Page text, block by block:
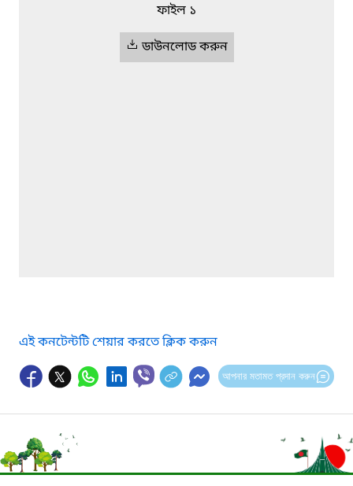
ফাইল ১
ডাউনলোড করুন
এই কনটেন্টটি শেয়ার করতে ক্লিক করুন
আপনার মতামত প্রদান করুন